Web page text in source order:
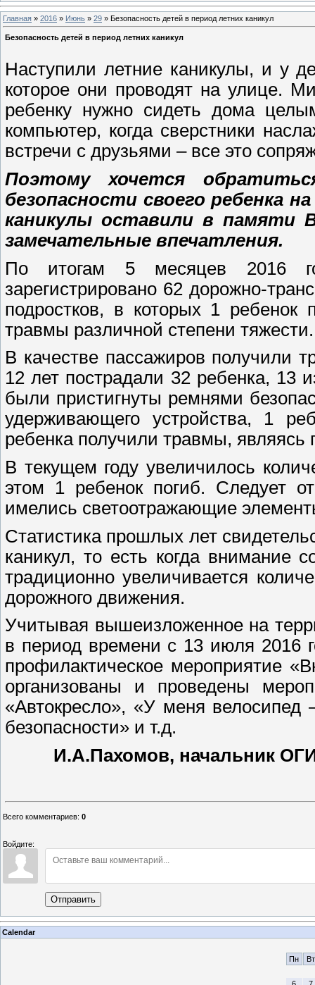
Главная » 2016 » Июнь » 29 » Безопасность детей в период летних каникул
Безопасность детей в период летних каникул
Наступили летние каникулы, и у
которое они проводят на улице.
ребенку нужно сидеть дома
компьютер, когда сверстники
встречи с друзьями – все это
Поэтому хочется
безопасности своего ребенка
каникулы оставили в памяти
замечательные впечатления.
По итогам 5 месяцев 2016
зарегистрировано 62 дорожно-
подростков, в которых 1 ребенок
травмы различной степени тяжести.
В качестве пассажиров получили
12 лет пострадали 32 ребенка, 13
были пристигнуты ремнями
удерживающего устройства, 1
ребенка получили травмы, являясь
В текущем году увеличилось
этом 1 ребенок погиб. Следует
имелись светоотражающие
Статистика прошлых лет
каникул, то есть когда внимание
традиционно увеличивается
дорожного движения.
Учитывая вышеизложенное на
в период времени с 13 июля 2016
профилактическое мероприятие
организованы и проведены
«Автокресло», «У меня
безопасности» и т.д.
И.А.Пахомов, начальник
Всего комментариев: 0
Войдите:
Отправить
Calendar
Пн Вт